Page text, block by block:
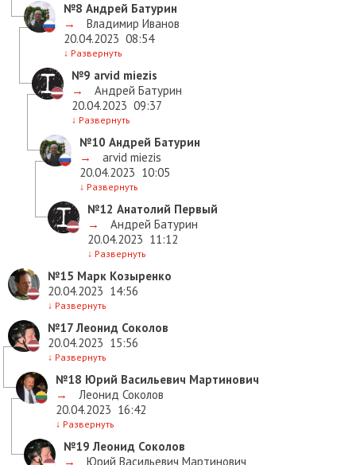
№8 Андрей Батурин
→
Владимир Иванов
20.04.2023 08:54
↓ Развернуть
№9 arvid miezis
→
Андрей Батурин
20.04.2023 09:37
↓ Развернуть
№10 Андрей Батурин
→
arvid miezis
20.04.2023 10:05
↓ Развернуть
№12 Анатолий Первый
→
Андрей Батурин
20.04.2023 11:12
↓ Развернуть
№15 Марк Козыренко
20.04.2023 14:56
↓ Развернуть
№17Леонид Соколов
20.04.2023 15:56
↓ Развернуть
№18 Юрий Васильевич Мартинович
→
Леонид Соколов
20.04.2023 16:42
↓ Развернуть
№19 Леонид Соколов
→
Юрий Васильевич Мартинович